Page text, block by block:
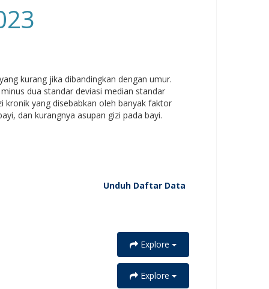
kurang jika dibandingkan dengan umur.
dua standar deviasi median standar
kronik yang disebabkan oleh banyak faktor
dan kurangnya asupan gizi pada bayi.
Unduh Daftar Data
Explore
Explore